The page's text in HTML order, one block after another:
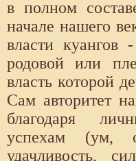
в полном
начале нашего
власти куангов
родовой или
власть которой
Сам авторитет
благодаря
успехам (ум,
удачливость,